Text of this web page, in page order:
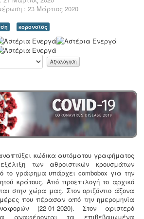
παραγωγής καλλυντικών -
απαιτούμενου οξυγόνου - .
την παραγωγή καλλυντικών
τις απαιτήσεις επεξεργασίας
εστίασης, η χρήση λιποσυλλέκτη,
μελέτης, συμβατής με τα
EN 1825-1+2, DIN 4040-100 είναι
την υγειονομική διάταξη Υ1γ / ΓΠ /
: 23 Μάρτιος 2020
κορονοϊός
κώδικα αυτόματου γραφήματος
των αθροιστικών κρουσμάτων
το γράφημα υπάρχει combobox για την
κράτους. Από προεπιλογή το αρχικό
στην χώρα μας. Στον οριζόντιο άξονα
που πέρασαν από την ημερομηνία
(22-01-2020). Στον αριστερό
αναφέρονται τα επιβεβαιωμένα